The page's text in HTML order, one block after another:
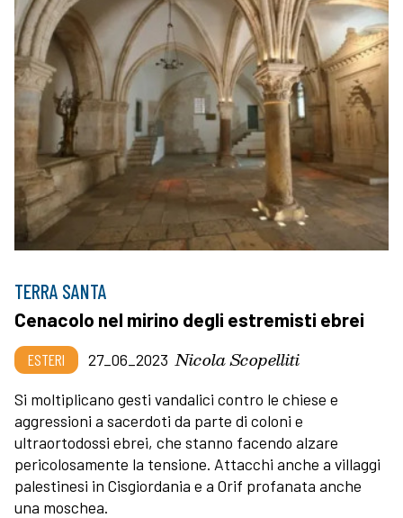
TERRA SANTA
Cenacolo nel mirino degli estremisti ebrei
ESTERI 27_06_2023 Nicola Scopelliti
Si moltiplicano gesti vandalici contro le chiese e
aggressioni a sacerdoti da parte di coloni e
ultraortodossi ebrei, che stanno facendo alzare
pericolosamente la tensione. Attacchi anche a villaggi
palestinesi in Cisgiordania e a Orif profanata anche
una moschea.